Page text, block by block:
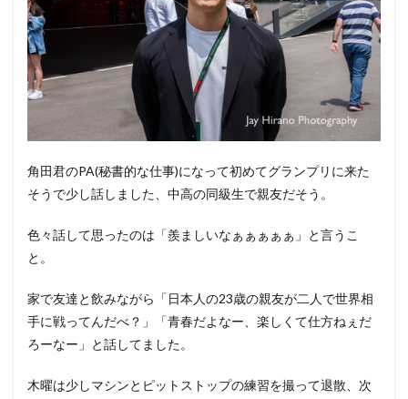
角田君のPA(秘書的な仕事)になって初めてグランプリに来た
そうで少し話しました、中高の同級生で親友だそう。
色々話して思ったのは「羨ましいなぁぁぁぁぁ」と言うこ
と。
家で友達と飲みながら「日本人の23歳の親友が二人で世界相
手に戦ってんだべ？」「青春だよなー、楽しくて仕方ねぇだ
ろーなー」と話してました。
木曜は少しマシンとピットストップの練習を撮って退散、次